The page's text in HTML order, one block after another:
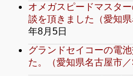
オメガスピードマスタ
談を頂きました（愛知県
年8月5日
グランドセイコーの電
た。（愛知県名古屋市／